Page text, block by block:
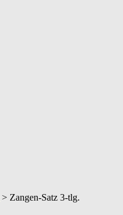
> Zangen-Satz 3-tlg.